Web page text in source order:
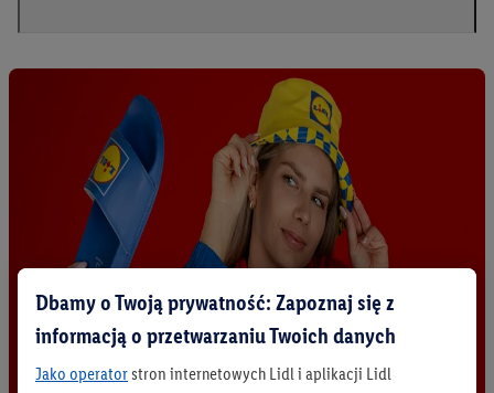
Dbamy o Twoją prywatność: Zapoznaj się z
informacją o przetwarzaniu Twoich danych
Jako operatorstron internetowych Lidl i aplikacji Lidl